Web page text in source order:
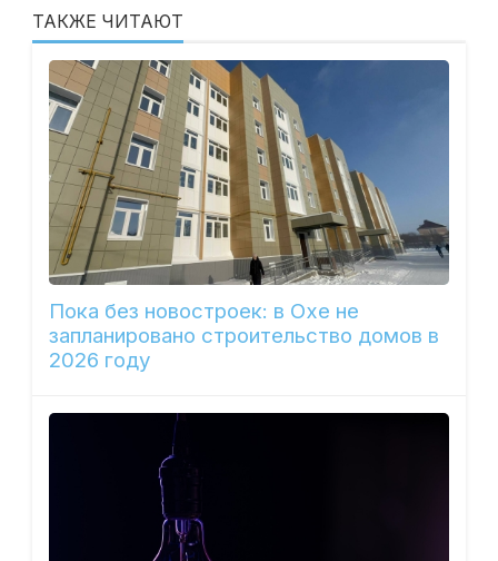
ТАКЖЕ ЧИТАЮТ
Пока без новостроек: в Охе не
запланировано строительство домов в
2026 году